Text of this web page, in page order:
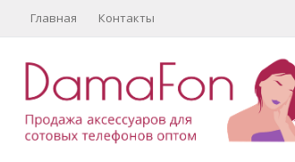
Главная Контакты